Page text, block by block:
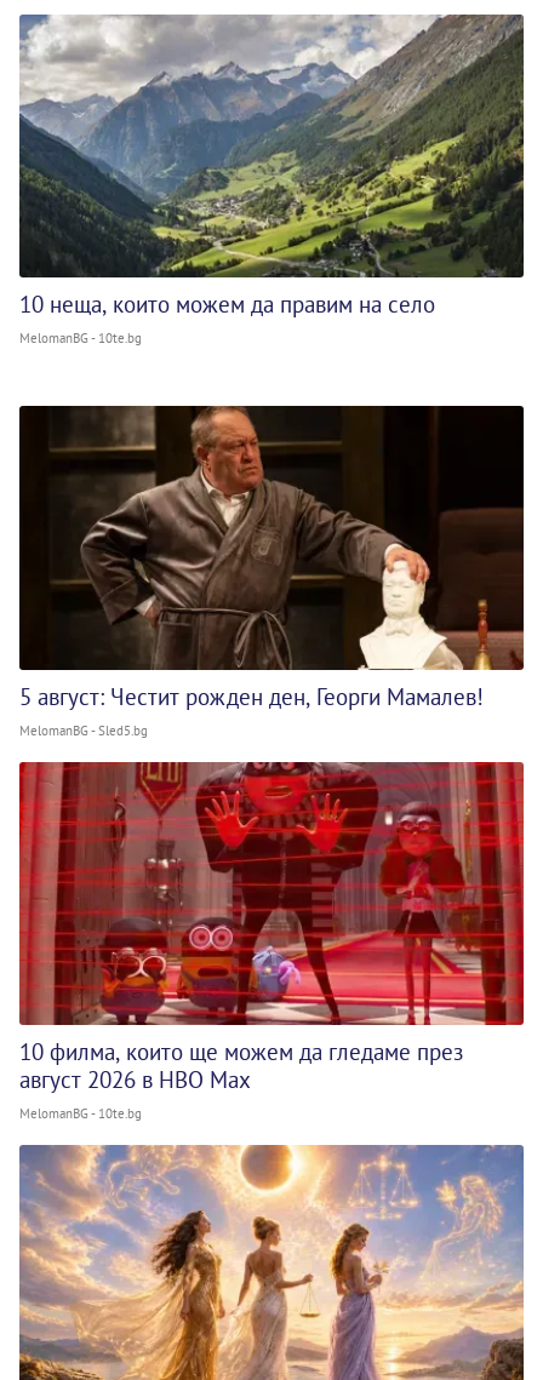
10 неща, които можем да правим на село
MelomanBG - 10te.bg
5 август: Честит рожден ден, Георги Мамалев!
MelomanBG - Sled5.bg
10 филма, които ще можем да гледаме през
август 2026 в HBO Max
MelomanBG - 10te.bg